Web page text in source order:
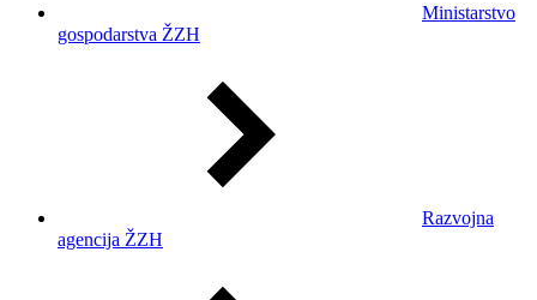
Ministarstvo
gospodarstva ŽZH
Razvojna
agencija ŽZH